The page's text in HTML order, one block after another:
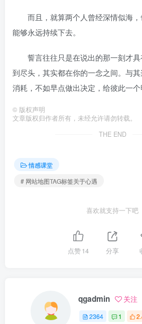
而且，就算两个人曾经深情似海，
能够永远持续下去。
誓言往往只是在说出的那一刻才具
到尽头，其实都在你的一念之间。与
消耗，不如早点做出决定，给彼此一个
© 版权声明
文章版权归作者所有，未经允许请勿转载。
THE END
情感课堂
# 网站地图TAG标签关于心遇
喜欢就支持一下吧
点赞14 分享
qgadmin 关注
2364 1